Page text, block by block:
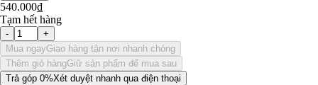
540.000₫
Tạm hết hàng
-
+
Mua ngayGiao hàng tận nơi nhanh chóng
Thêm giỏ hàngGiữ sản phẩm để mua sau
Trả góp 0%Xét duyệt nhanh qua điện thoại